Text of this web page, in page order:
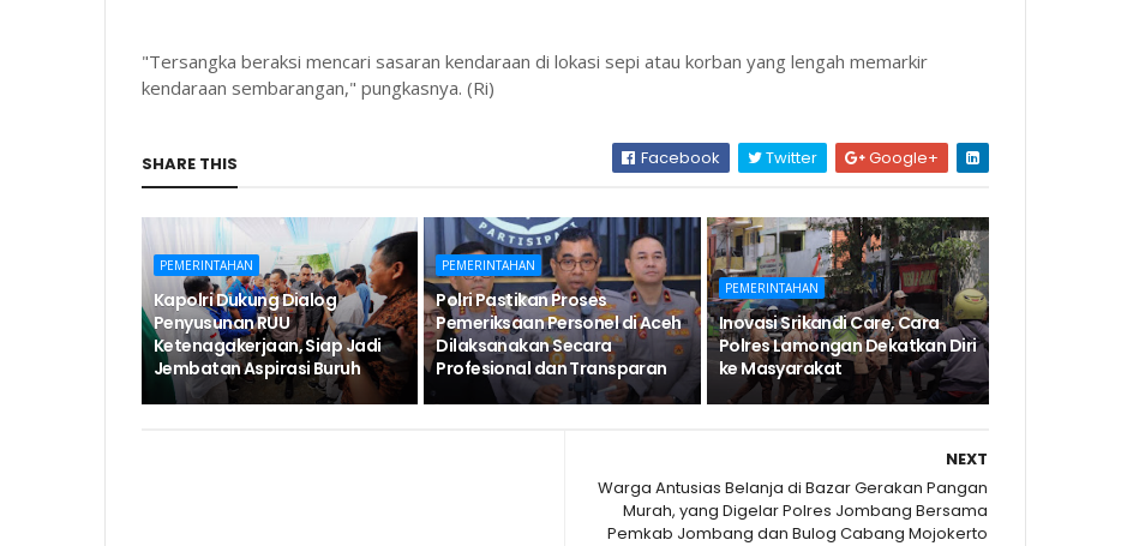
"Tersangka beraksi mencari sasaran kendaraan di lokasi sepi atau korban yang lengah memarkir
kendaraan sembarangan," pungkasnya. (Ri)
SHARE THIS Facebook Twitter Google+
PEMERINTAHAN
Kapolri Dukung Dialog
Penyusunan RUU
Ketenagakerjaan, Siap Jadi
Jembatan Aspirasi Buruh
PEMERINTAHAN
Polri Pastikan Proses
Pemeriksaan Personel di Aceh
Dilaksanakan Secara
Profesional dan Transparan
PEMERINTAHAN
Inovasi Srikandi Care, Cara
Polres Lamongan Dekatkan Diri
ke Masyarakat
NEXT
Warga Antusias Belanja di Bazar Gerakan Pangan
Murah, yang Digelar Polres Jombang Bersama
Pemkab Jombang dan Bulog Cabang Mojokerto